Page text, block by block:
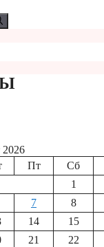
2026
Пт Сб
1
7 8
14 15
21 22